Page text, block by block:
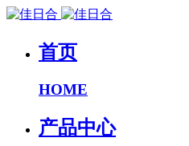
首页
HOME
产品中心